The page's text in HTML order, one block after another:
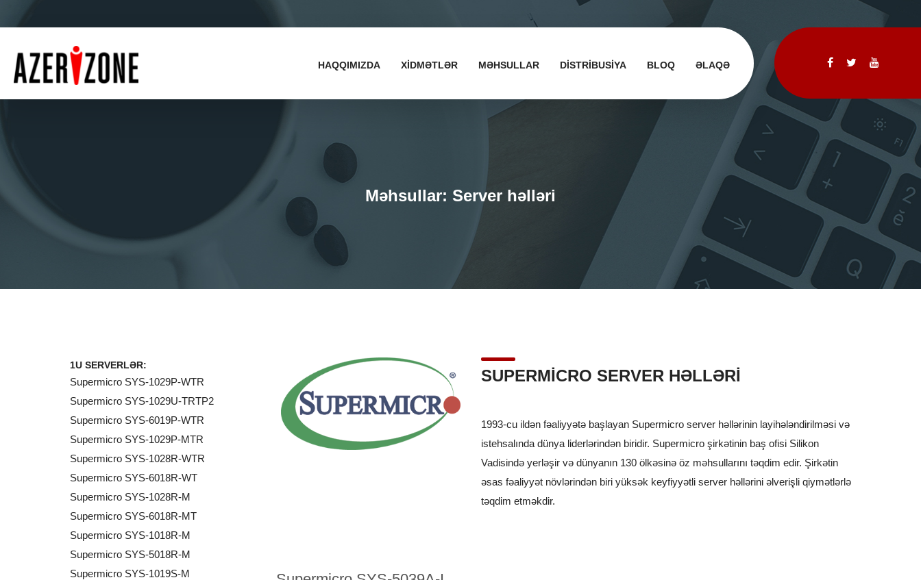
HAQQIMIZDA XİDMƏTLƏR MƏHSULLAR DISTRIBUSIYA BLOQ ƏLAQƏ
Məhsullar: Server həlləri
1U SERVERLƏR:
Supermicro SYS-1029P-WTR
Supermicro SYS-1029U-TRTP2
Supermicro SYS-6019P-WTR
Supermicro SYS-1029P-MTR
Supermicro SYS-1028R-WTR
Supermicro SYS-6018R-WT
Supermicro SYS-1028R-M
Supermicro SYS-6018R-MT
Supermicro SYS-1018R-M
Supermicro SYS-5018R-M
Supermicro SYS-1019S-M
SUPERMICRO SERVER HƏLLƏRI
1993-cu ildən fəaliyyətə başlayan Supermicro server həllərinin layihələndirilməsi və
istehsalında dünya liderlərindən biridir. Supermicro şirkətinin baş ofisi Silikon
Vadisində yerləşir və dünyanın 130 ölkəsinə öz məhsullarını təqdim edir. Şirkətin
əsas fəaliyyət növlərindən biri yüksək keyfiyyətli server həllərini əlverişli qiymətlərlə
təqdim etməkdir.